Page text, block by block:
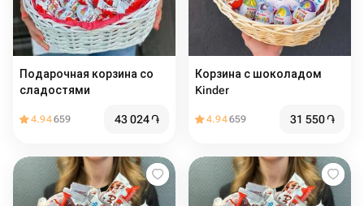
Подарочная корзина со
сладостями
4.94659 43 024֏
Корзина с шоколадом
Kinder
4.94659 31 550֏